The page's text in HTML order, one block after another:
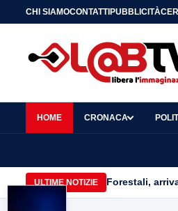
CHI SIAMOCONTATTIPUBBLICITÀ
HOME CRONACA
ULTIME NOTIZIE Forestali,